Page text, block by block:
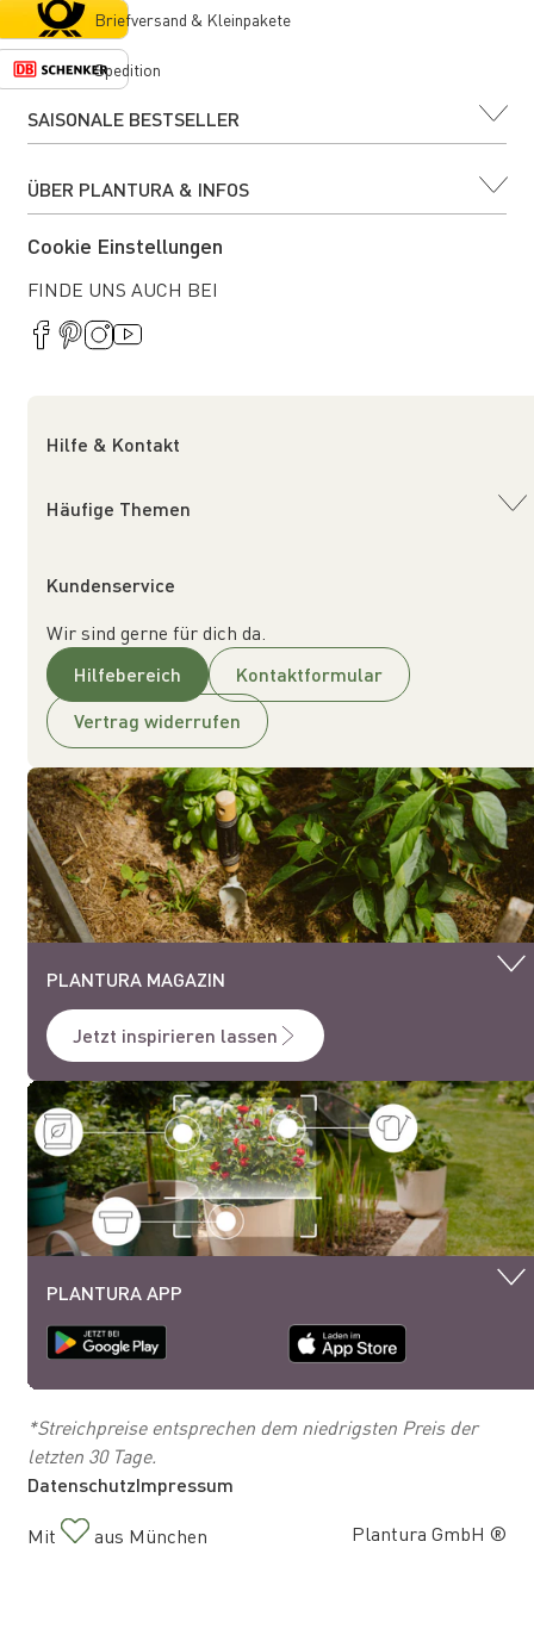
SAISONALE BESTSELLER
ÜBER PLANTURA & INFOS
Cookie Einstellungen
FINDE UNS AUCH BEI
Briefversand & Kleinpakete
Spedition
Hilfe & Kontakt
Häufige Themen
Kundenservice
Wir sind gerne für dich da.
Hilfebereich
Kontaktformular
Vertrag widerrufen
PLANTURA MAGAZIN
Jetzt inspirieren lassen
PLANTURA APP
*Streichpreise entsprechen dem niedrigsten Preis der
letzten 30 Tage.
Plantura GmbH ®
Mit aus München
DatenschutzImpressum